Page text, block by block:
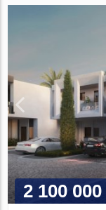
2 100